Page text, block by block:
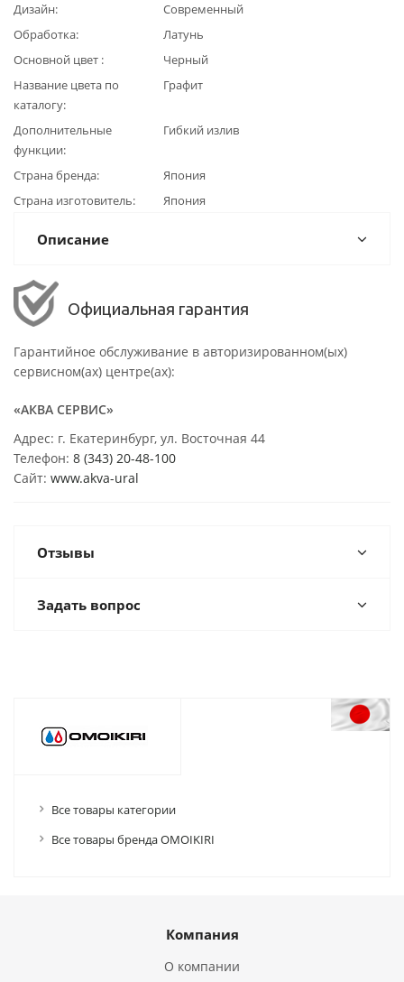
Дизайн
Современный
Обработка
Латунь
Основной цвет
Черный
Название цвета по
каталогу
Графит
Дополнительные
функции
Гибкий излив
Страна бренда
Япония
Страна изготовитель
Япония
Описание
Официальная гарантия
Гарантийное обслуживание в авторизированном(ых)
сервисном(ах) центре(ах):
«АКВА СЕРВИС»
Адрес: г. Екатеринбург, ул. Восточная 44
Телефон: 8 (343) 20-48-100
Сайт: www.akva-ural
Отзывы
Задать вопрос
Все товары категории
Все товары бренда OMOIKIRI
Компания
О компании